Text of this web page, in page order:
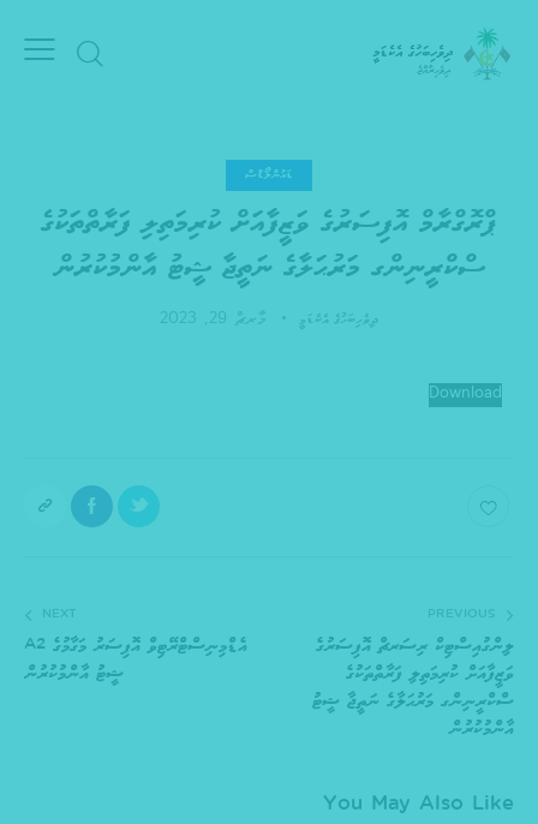
ޑައުންލޯޑްސް
ޕްރޮގްރާމް އޮފިސަރުގެ ވަޒީފާއަށް ކުރިމަތިލި ފަރާތްތަކުގެ
ސްކްރީނިންގ މަރުޙަލާގެ ނަތީޖާ ޝީޓު އާންމުކުރުން
ދިވެހިބަހުގެ އެކެޑަމީ މާރޗް 29, 2023
Download
PREVIOUS
ލިންގުއިސްޓިކް ރިސަރޗް އޮފިސަރުގެ
ވަޒީފާއަށް ކުރިމަތިލި ފަރާތްތަކުގެ
ސްކްރީނިންގ މަރުޙަލާގެ ނަތީޖާ ޝީޓު
އާންމުކުރުން
NEXT
އެޑްމިނިސްޓްރޭޓިވް އޮފިސަރު މަގާމުގެ A2
ޝީޓު އާންމުކުރުން
You May Also Like